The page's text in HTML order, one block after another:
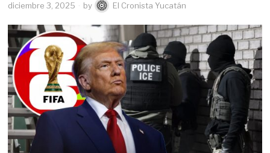
diciembre 3, 2025 by El Cronista Yucatán